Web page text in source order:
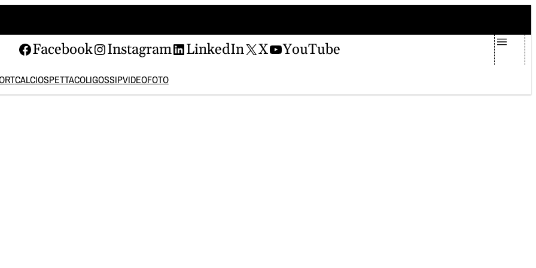
Facebook Instagram LinkedIn X YouTube
CALCIOSPETTACOLIGOSSIPVIDEOFOTO